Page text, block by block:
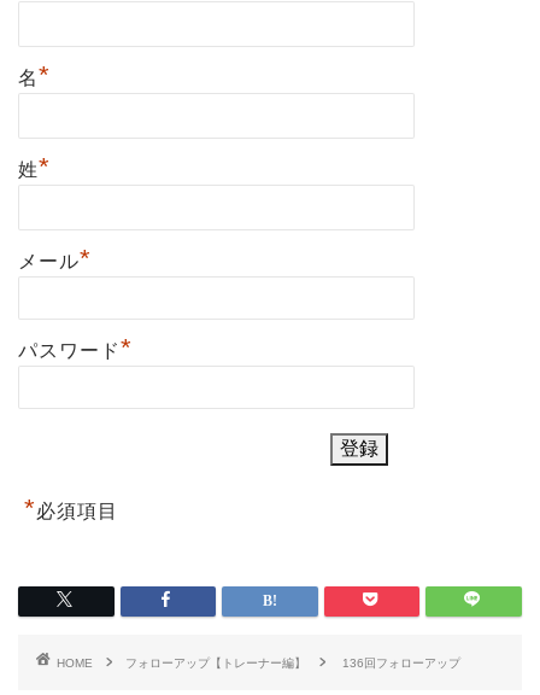
名*
姓*
メール*
パスワード*
*必須項目
HOME フォローアップ【トレーナー編】 136回フォローアップ